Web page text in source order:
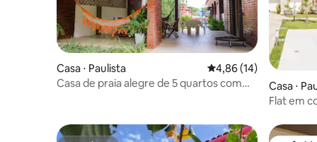
Casa ⋅ Paulista 4,86 de uma
4,86 (14)
Casa de praia alegre de 5 quartos com
Casa ⋅
Flat em